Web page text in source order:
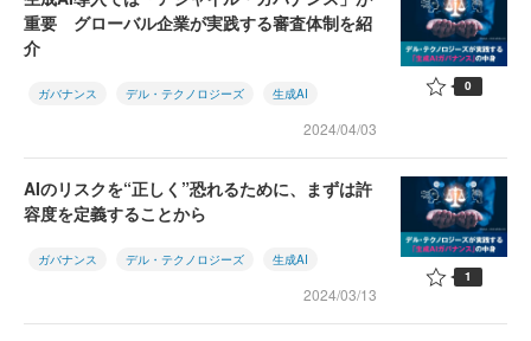
重要 グローバル企業が実践する審査体制を紹
介
ガバナンス デル・テクノロジーズ 生成AI
2024/04/03
0
AIのリスクを“正しく”恐れるために、まずは許
容度を定義することから
ガバナンス デル・テクノロジーズ 生成AI
2024/03/13
1